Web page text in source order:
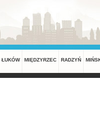
ŁUKÓW MIĘDZYRZEC RADZYŃ